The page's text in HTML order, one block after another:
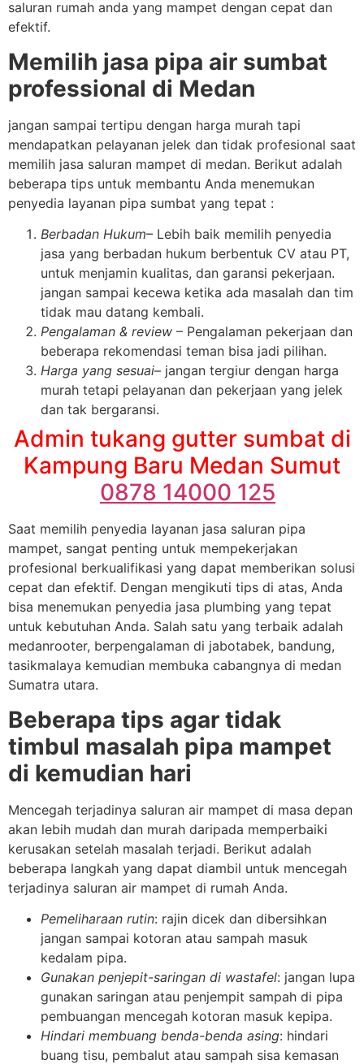
saluran rumah anda yang mampet dengan cepat dan
efektif.
Memilih jasa pipa air sumbat
professional di Medan
jangan sampai tertipu dengan harga murah tapi
mendapatkan pelayanan jelek dan tidak profesional saat
memilih jasa saluran mampet di medan. Berikut adalah
beberapa tips untuk membantu Anda menemukan
penyedia layanan pipa sumbat yang tepat :
Berbadan Hukum– Lebih baik memilih penyedia
jasa yang berbadan hukum berbentuk CV atau PT,
untuk menjamin kualitas, dan garansi pekerjaan.
jangan sampai kecewa ketika ada masalah dan tim
tidak mau datang kembali.
Pengalaman & review – Pengalaman pekerjaan dan
beberapa rekomendasi teman bisa jadi pilihan.
Harga yang sesuai– jangan tergiur dengan harga
murah tetapi pelayanan dan pekerjaan yang jelek
dan tak bergaransi.
Admin tukang gutter sumbat di
Kampung Baru Medan Sumut
0878 14000 125
Saat memilih penyedia layanan jasa saluran pipa
mampet, sangat penting untuk mempekerjakan
profesional berkualifikasi yang dapat memberikan solusi
cepat dan efektif. Dengan mengikuti tips di atas, Anda
bisa menemukan penyedia jasa plumbing yang tepat
untuk kebutuhan Anda. Salah satu yang terbaik adalah
medanrooter, berpengalaman di jabotabek, bandung,
tasikmalaya kemudian membuka cabangnya di medan
Sumatra utara.
Beberapa tips agar tidak
timbul masalah pipa mampet
di kemudian hari
Mencegah terjadinya saluran air mampet di masa depan
akan lebih mudah dan murah daripada memperbaiki
kerusakan setelah masalah terjadi. Berikut adalah
beberapa langkah yang dapat diambil untuk mencegah
terjadinya saluran air mampet di rumah Anda.
Pemeliharaan rutin: rajin dicek dan dibersihkan
jangan sampai kotoran atau sampah masuk
kedalam pipa.
Gunakan penjepit-saringan di wastafel: jangan lupa
gunakan saringan atau penjempit sampah di pipa
pembuangan mencegah kotoran masuk kepipa.
Hindari membuang benda-benda asing: hindari
buang tisu, pembalut atau sampah sisa kemasan